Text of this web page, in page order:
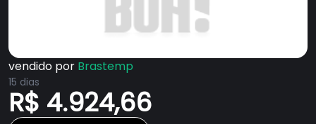
vendido por Brastemp
15 dias
R$ 4.924,66